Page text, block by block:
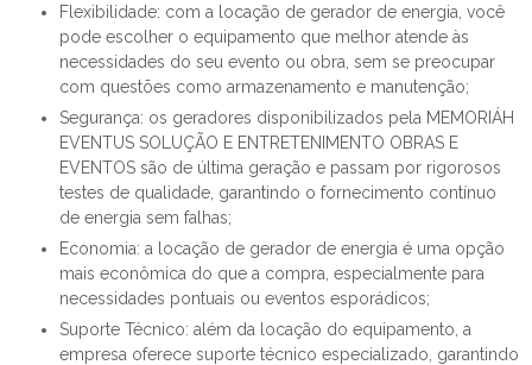
Flexibilidade: com a locação de gerador de energia, você
pode escolher o equipamento que melhor atende às
necessidades do seu evento ou obra, sem se preocupar
com questões como armazenamento e manutenção;
Segurança: os geradores disponibilizados pela MEMORIÁH
EVENTUS SOLUÇÃO E ENTRETENIMENTO OBRAS E
EVENTOS são de última geração e passam por rigorosos
testes de qualidade, garantindo o fornecimento contínuo
de energia sem falhas;
Economia: a locação de gerador de energia é uma opção
mais econômica do que a compra, especialmente para
necessidades pontuais ou eventos esporádicos;
Suporte Técnico: além da locação do equipamento, a
empresa oferece suporte técnico especializado, garantindo